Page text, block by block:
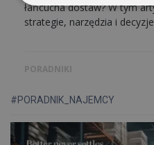
łańcucha dostaw? W tym
strategie, narzędzia i
PORADNIKI
#PORADNIK_NAJEMCY